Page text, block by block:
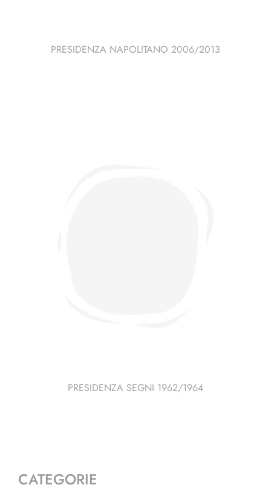
PRESIDENZA NAPOLITANO 2006/2013
PRESIDENZA SEGNI 1962/1964
CATEGORIE